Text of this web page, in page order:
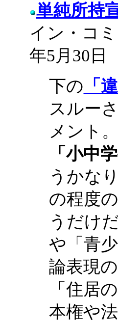
単純所持
イン・コ
年5月30日
下の 「
スルー
メント
「小中
うかな
の程度
うだけ
や「青
論表現
「住居
本権や